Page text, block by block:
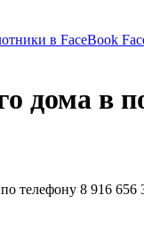
дома в
телефону 8 916 656